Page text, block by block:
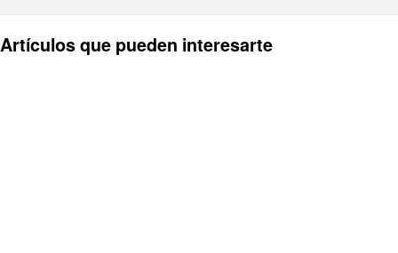
Artículos que pueden interesarte